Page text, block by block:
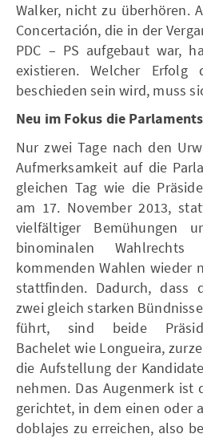
Walker, nicht zu überhören.
Concertación, die in der
PDC – PS aufgebaut war,
existieren. Welcher Erfolg
beschieden sein wird, muss
Neu im Fokus die
Nur zwei Tage nach den
Aufmerksamkeit auf die
gleichen Tag wie die
am 17. November 2013,
vielfältiger Bemühungen
binominalen
kommenden Wahlen wieder
stattfinden. Dadurch, dass
zwei gleich starken
führt, sind beide
Bachelet wie Longueira,
die Aufstellung der
nehmen. Das Augenmerk
gerichtet, in dem einen oder
doblajes zu erreichen, also